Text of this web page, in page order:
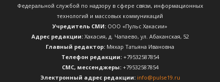
Федеральной службой по надзору в сфере связи, информационных
технологий и массовых коммуникаций
Учредитель СМИ: ООО «Пульс Хакасии»
Адрес редакции:Хакасия, д. Чапаево, ул. Абаканская, 52
Главный редактор: Мяхар Татьяна Ивановна
Телефон редакции:+79532587854
CМС, мессенджеры:+79532587854
Электронный адрес редакции: info@pulse19.ru